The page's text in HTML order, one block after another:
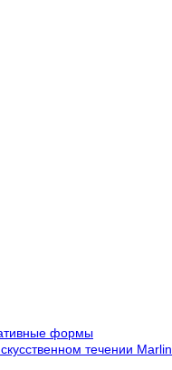
формы
течении Marlin